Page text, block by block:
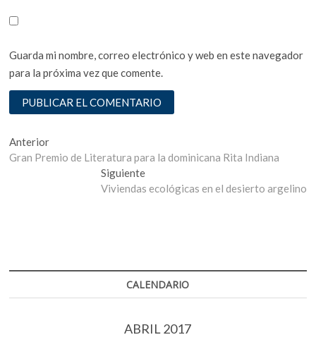
Guarda mi nombre, correo electrónico y web en este navegador
para la próxima vez que comente.
Navegación
de
AnteriorEntrada
anterior:
Gran Premio de Literatura para la dominicana Rita Indiana
SiguienteEntrada
siguiente:
Viviendas ecológicas en el desierto argelino
CALENDARIO
ABRIL 2017